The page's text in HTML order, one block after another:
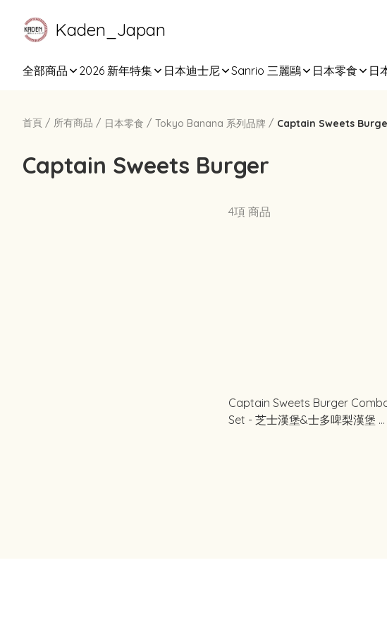
Kaden_Japan
全部商品 2026 新年特集 日本迪士尼 Sanrio 三麗鷗 日本零食 日
首頁 / 所有商品 / 日本零食 / Tokyo Banana 系列品牌 / Captain Sweets
Captain Sweets Burger
4項 商品
Captain Sweets Burger
Set - 芝士漢堡&士多啤梨漢堡 組